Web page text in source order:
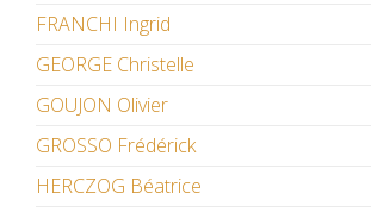
FRANCHI Ingrid
GEORGE Christelle
GOUJON Olivier
GROSSO Frédérick
HERCZOG Béatrice